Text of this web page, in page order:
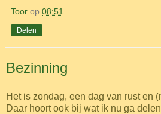
Toor op 08:51
Delen
Bezinning
Het is zondag, een dag van rust en
Daar hoort ook bij wat ik nu ga